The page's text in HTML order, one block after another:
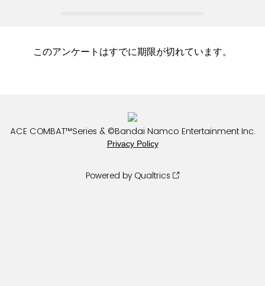
このアンケートはすでに期限が切れています。
ACE COMBAT™Series & ©Bandai Namco Entertainment Inc.
Privacy Policy
Powered by Qualtrics